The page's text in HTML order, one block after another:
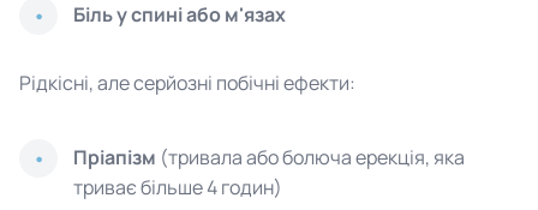
Біль у спині або м'язах
Рідкісні, але серйозні побічні ефекти:
Пріапізм (тривала або болюча ерекція, яка
триває більше 4 годин)